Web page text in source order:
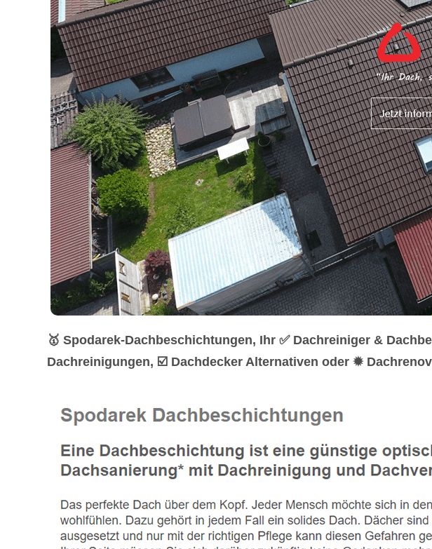
🥇 Spodarek-Dachbeschichtungen, Ihr ✅ Dachreiniger &
Dachreinigungen, ☑️ Dachdecker Alternativen oder ✹